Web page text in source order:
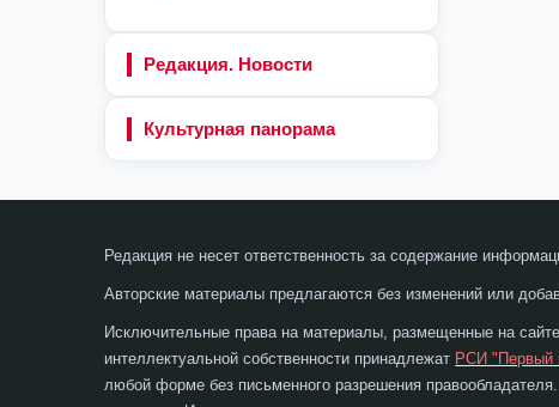
Редакция. Новости
Культурная панорама
Редакция не несет ответственность за содержание
Авторские материалы предлагаются без изменений или
Исключительные права на материалы, размещенные на
интеллектуальной собственности принадлежат РСИ "Первый
любой форме без письменного разрешения